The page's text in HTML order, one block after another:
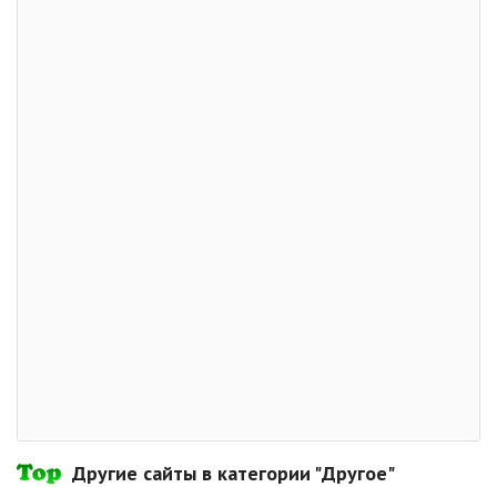
Другие сайты в категории "Другое"